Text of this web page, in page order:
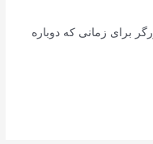
برای زمانی که دوباره